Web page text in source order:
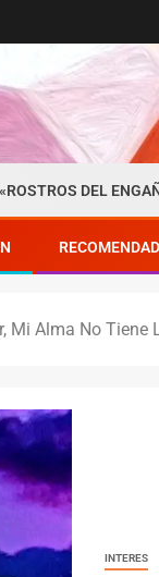
ESPECIAL
Mi Alma No
INTERES